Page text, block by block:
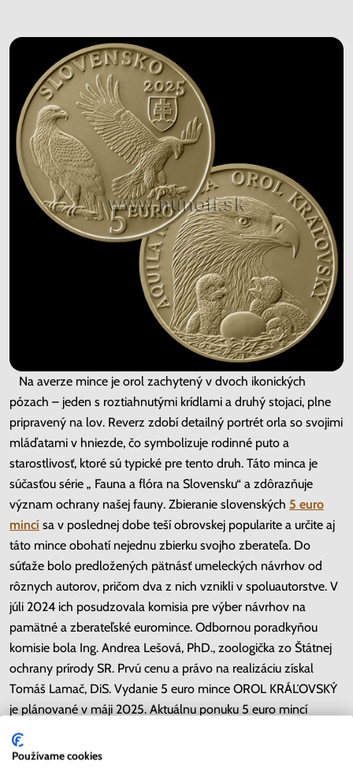
Na averze mince je orol zachytený v dvoch ikonických
pózach – jeden s roztiahnutými krídlami a druhý stojaci, plne
pripravený na lov. Reverz zdobí detailný portrét orla so svojimi
mláďatami v hniezde, čo symbolizuje rodinné puto a
starostlivosť, ktoré sú typické pre tento druh. Táto minca je
súčasťou série „ Fauna a flóra na Slovensku“ a zdôrazňuje
význam ochrany našej fauny. Zbieranie slovenských 5 euro
mincí sa v poslednej dobe teší obrovskej popularite a určite aj
táto mince obohatí nejednu zbierku svojho zberateľa. Do
súťaže bolo predložených pätnásť umeleckých návrhov od
rôznych autorov, pričom dva z nich vznikli v spoluautorstve. V
júli 2024 ich posudzovala komisia pre výber návrhov na
pamätné a zberateľské euromince. Odbornou poradkyňou
komisie bola Ing. Andrea Lešová, PhD., zoologička zo Štátnej
ochrany prírody SR. Prvú cenu a právo na realizáciu získal
Tomáš Lamač, DiS. Vydanie 5 euro mince OROL KRÁĽOVSKÝ
je plánované v máji 2025. Aktuálnu ponuku 5 euro mincí
nájdete
Používame cookies